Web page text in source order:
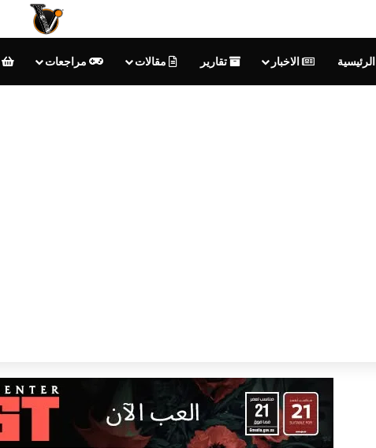
الرئيسية الاخبار تقارير مقالات مراجعات